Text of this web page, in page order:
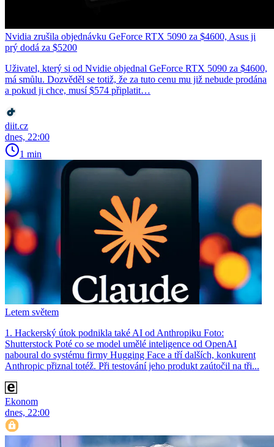
Nvidia zrušila objednávku GeForce RTX 5090 za $4600, Asus ji
prý dodá za $5200
Uživatel, který si od Nvidie objednal GeForce RTX 5090 za $4600,
má smůlu. Dozvěděl se totiž, že za tuto cenu mu již nebude prodána
a pokud ji chce, musí $574 připlatit…
diit.cz
dnes, 22:00
1 min
Letem světem
1. Hackerský útok podnikla také AI od Anthropiku Foto:
Shutterstock Poté co se model umělé inteligence od OpenAI
naboural do systému firmy Hugging Face a tří dalších, konkurent
Anthro­pic přiznal totéž. Při testování jeho produkt zaútočil na tři...
Ekonom
dnes, 22:00